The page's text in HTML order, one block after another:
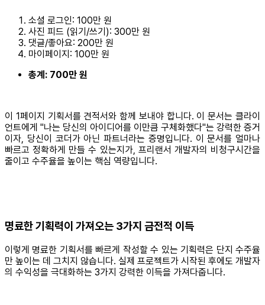
소셜 로그인: 100만 원
사진 피드 (읽기/쓰기): 300만 원
댓글/좋아요: 200만 원
마이페이지: 100만 원
총계: 700만 원
이 1페이지 기획서를 견적서와 함께 보내야 합니다. 이 문서는 클라이
언트에게 "나는 당신의 아이디어를 이만큼 구체화했다"는 강력한 증거
이자, 당신이 코더가 아닌 파트너라는 증명입니다. 이 문서를 얼마나
빠르고 정확하게 만들 수 있는지가, 프리랜서 개발자의 비청구시간을
줄이고 수주율을 높이는 핵심 역량입니다.
명료한 기획력이 가져오는 3가지 금전적 이득
이렇게 명료한 기획서를 빠르게 작성할 수 있는 기획력은 단지 수주율
만 높이는 데 그치지 않습니다. 실제 프로젝트가 시작된 후에도 개발자
의 수익성을 극대화하는 3가지 강력한 이득을 가져다줍니다.